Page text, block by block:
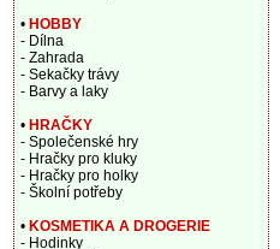
• HOBBY
- Dílna
- Zahrada
- Sekačky trávy
- Barvy a laky
• HRAČKY
- Společenské hry
- Hračky pro kluky
- Hračky pro holky
- Školní potřeby
• KOSMETIKA A DROGERIE
- Hodinky